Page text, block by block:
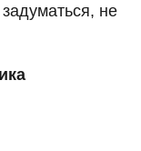
не